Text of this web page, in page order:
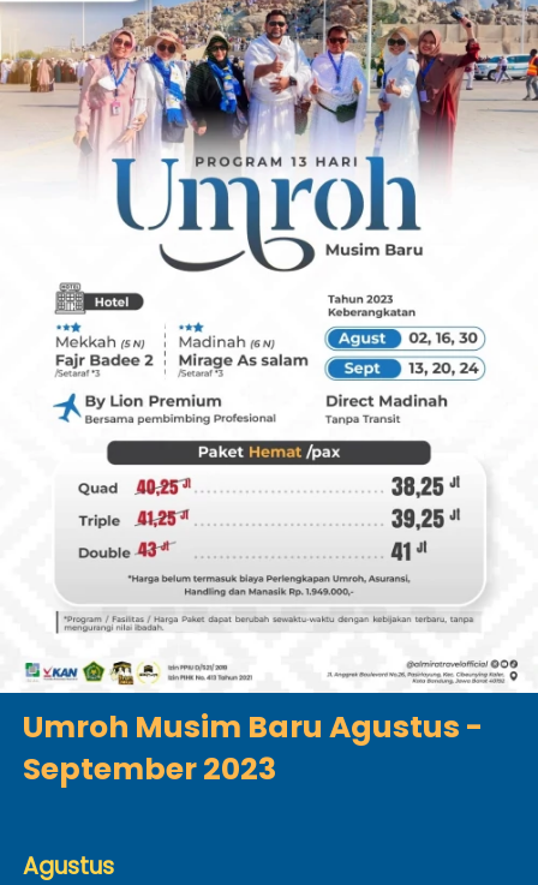
Umroh Musim Baru Agustus -
September 2023
Agustus